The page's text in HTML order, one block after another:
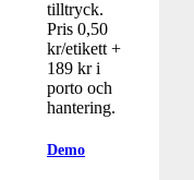
tilltryck.
Pris 0,50
kr/etikett +
189 kr i
porto och
hantering.
Demo